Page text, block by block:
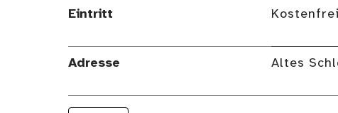
Eintritt Kostenfrei
Adresse Altes